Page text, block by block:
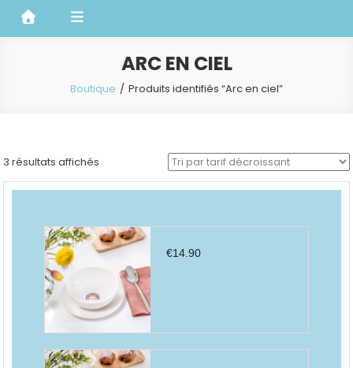
ARC EN CIEL
Boutique Produits identifiés “Arc en ciel”
3 résultats affichés
par
€14.90